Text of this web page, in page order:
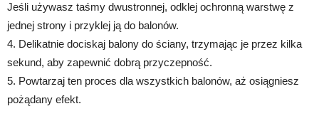
Jeśli używasz taśmy dwustronnej, odklej ochronną warstwę z
jednej strony i przyklej ją do balonów.
4. Delikatnie dociskaj balony do ściany, trzymając je przez kilka
sekund, aby zapewnić dobrą przyczepność.
5. Powtarzaj ten proces dla wszystkich balonów, aż osiągniesz
pożądany efekt.